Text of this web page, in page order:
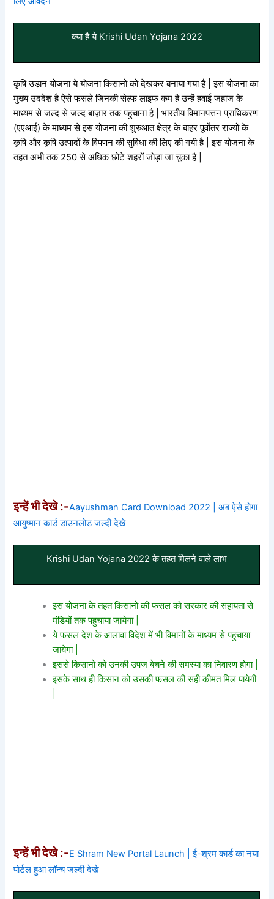
क्या है ये Krishi Udan Yojana 2022
कृषि उड़ान योजना ये योजना किसानो को देखकर बनाया गया है | इस योजना का
मुख्य उददेश है ऐसे फसले जिनकी सेल्फ लाइफ कम है उन्हें हवाई जहाज के
माध्यम से जल्द से जल्द बाज़ार तक पहुचाना है | भारतीय विमानपत्तन प्राधिकरण
(एएआई) के माध्यम से इस योजना की शुरुआत क्षेत्र के बाहर पूर्वोतर राज्यों के
कृषि और कृषि उत्पादों के विपणन की सुविधा की लिए की गयी है | इस योजना के
तहत अभी तक 250 से अधिक छोटे शहरों जोड़ा जा चूका है |
इन्हें भी देखे :-Aayushman Card Download 2022 | अब ऐसे होगा
आयुष्मान कार्ड डाउनलोड जल्दी देखे
Krishi Udan Yojana 2022 के तहत मिलने वाले लाभ
इस योजना के तहत किसानो की फसल को सरकार की सहायता से
मंडियों तक पहुचाया जायेगा |
ये फसल देश के आलावा विदेश में भी विमानों के माध्यम से पहुचाया
जायेगा |
इससे किसानो को उनकी उपज बेचने की समस्या का निवारण होगा |
इसके साथ ही किसान को उसकी फसल की सही कीमत मिल पायेगी
इन्हें भी देखे :-E Shram New Portal Launch | ई-श्रम कार्ड का नया
पोर्टल हुआ लॉन्च जल्दी देखे